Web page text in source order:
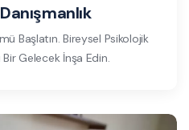
Başlatın. Bireysel Psikolojik
Gelecek İnşa Edin.